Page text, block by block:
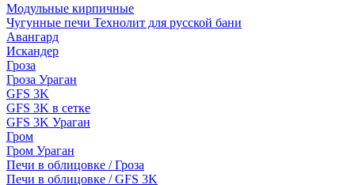
Модульные кирпичные
Чугунные печи Технолит для русской бани
Авангард
Искандер
Гроза
Гроза Ураган
GFS 3K
GFS 3K в сетке
GFS 3K Ураган
Гром
Гром Ураган
Печи в облицовке / Гроза
Печи в облицовке / GFS 3K